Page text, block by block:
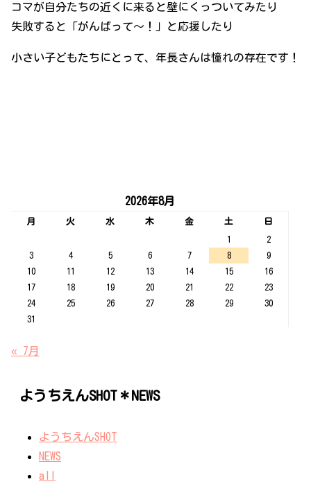
コマが自分たちの近くに来ると壁にくっついてみたり
失敗すると「がんばって～！」と応援したり
小さい子どもたちにとって、年長さんは憧れの存在です！
2026年8月
月 火 水 木 金 土
日
1
2
3
4 5 6 7 8
9
10
11 12 13 14 15
16
17
18 19 20 21 22
23
24
25 26 27 28 29
30
31
« 7月
ようちえんSHOT＊NEWS
ようちえんSHOT
NEWS
all